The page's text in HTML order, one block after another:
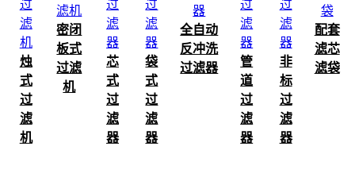
烛
式
过
滤
机
密闭
板式
过滤
机
芯
式
过
滤
器
袋
式
过
滤
器
全自动
反冲洗
过滤器
管
道
过
滤
器
非
标
过
滤
器
配套
滤芯
滤袋